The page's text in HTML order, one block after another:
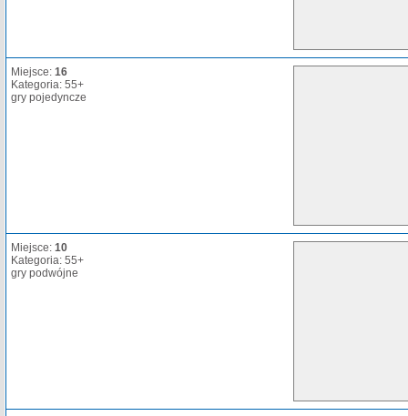
Miejsce: 16
Kategoria: 55+
gry pojedyncze
Miejsce: 10
Kategoria: 55+
gry podwójne